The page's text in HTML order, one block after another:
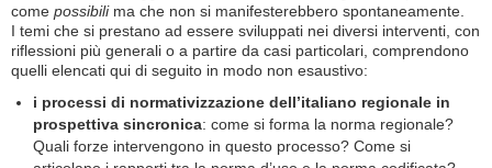
come possibili ma che non si manifesterebbero spontaneamente.
I temi che si prestano ad essere sviluppati nei diversi interventi, con
riflessioni più generali o a partire da casi particolari, comprendono
quelli elencati qui di seguito in modo non esaustivo:
i processi di normativizzazione dell’italiano regionale in
prospettiva sincronica: come si forma la norma regionale?
Quali forze intervengono in questo processo? Come si